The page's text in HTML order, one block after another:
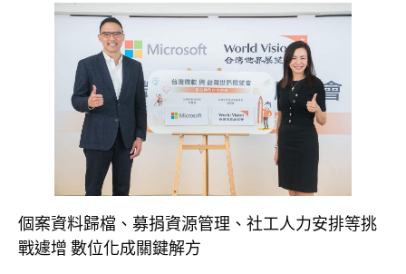
個案資料歸檔、募捐資源管理、社工人力安排等挑
戰遽增 數位化成關鍵解方